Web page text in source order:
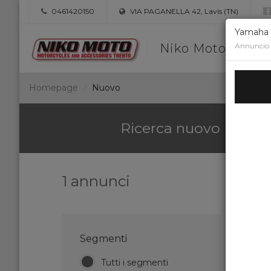
0461420150 VIA PAGANELLA 42, Lavis (TN)
Niko Moto
Homepage Nuovo
Ricerca nuovo
1 annunci
Segmenti
Tutti i segmenti
Yamaha
Annuncio